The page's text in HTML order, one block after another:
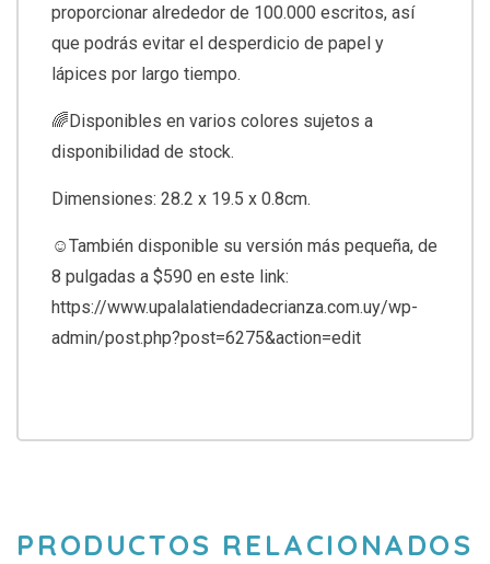
proporcionar alrededor de 100.000 escritos, así
que podrás evitar el desperdicio de papel y
lápices por largo tiempo.
🌈Disponibles en varios colores sujetos a
disponibilidad de stock.
Dimensiones: 28.2 x 19.5 x 0.8cm.
☺️También disponible su versión más pequeña, de
8 pulgadas a $590 en este link:
https://www.upalalatiendadecrianza.com.uy/wp-
admin/post.php?post=6275&action=edit
PRODUCTOS RELACIONADOS